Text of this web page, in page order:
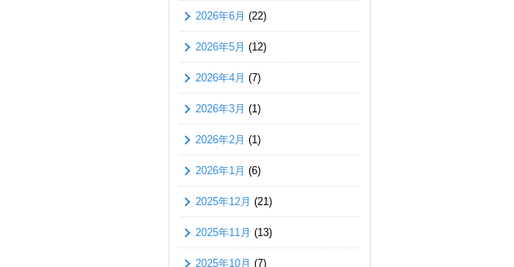
2026年6月 (22)
2026年5月 (12)
2026年4月 (7)
2026年3月 (1)
2026年2月 (1)
2026年1月 (6)
2025年12月 (21)
2025年11月 (13)
2025年10月 (7)